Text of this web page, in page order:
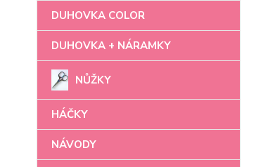
DUHOVKA COLOR
DUHOVKA + NÁRAMKY
NŮŽKY
HÁČKY
NÁVODY